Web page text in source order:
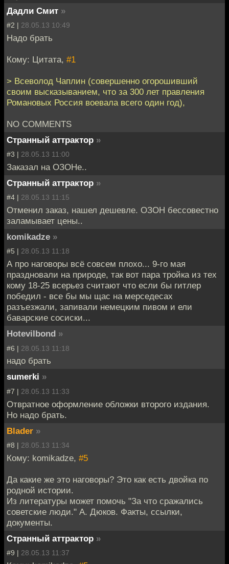
Дадли Смит »
#2 | 28.05.13 10:49
Надо брать
Кому: Цитата, #1
> Всеволод Чаплин (совершенно огорошивший
своим высказыванием, что за 300 лет правления
Романовых Россия воевала всего один год),
NO COMMENTS
Странный аттрактор »
#3 | 28.05.13 11:00
Заказал на ОЗОНе..
Странный аттрактор »
#4 | 28.05.13 11:15
Отменил заказ, нашел дешевле. ОЗОН бессовестно
заламывает цены..
komikadze »
#5 | 28.05.13 11:18
А про наговоры всё совсем плохо... 9-го мая
праздновали на природе, так вот пара тройка из тех
кому 18-25 всерьез считают что если бы гитлер
победил - все бы мы щас на мерседесах
разъезжали, запивали немецким пивом и ели
баварские сосиски...
Hotevilbond »
#6 | 28.05.13 11:18
надо брать
sumerki »
#7 | 28.05.13 11:33
Отвратное оформление обложки второго издания.
Но надо брать.
Blader »
#8 | 28.05.13 11:34
Кому: komikadze, #5
Да какие же это наговоры? Это как есть двойка по
родной истории.
Из литературы может помочь "За что сражались
советские люди." А. Дюков. Факты, ссылки,
документы.
Странный аттрактор »
#9 | 28.05.13 11:37